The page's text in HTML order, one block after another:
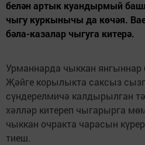
белән артык куандырмый
чыгу куркынычы да көчәя.
бәла-казалар чыгуга китерә.
Урманнарда чыккан янгыннар
Җәйге корылыкта саксыз
сүндерелмичә калдырылган
хәлләр китереп чыгарырга
чыккан очракта чарасын
тиеш.